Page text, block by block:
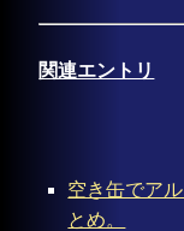
関連エントリ
空き缶でア
とめ。